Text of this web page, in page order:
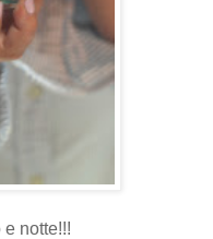
notte!!!